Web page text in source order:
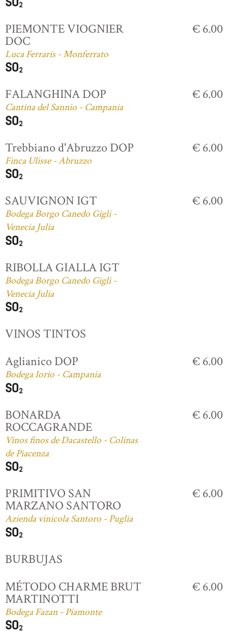
PIEMONTE VIOGNIER
DOC
Luca Ferraris - Monferrato
€ 6.00
FALANGHINA DOP
Cantina del Sannio - Campania
€ 6.00
Trebbiano d'Abruzzo DOP
Finca Ulisse - Abruzzo
€ 6.00
SAUVIGNON IGT
Bodega Borgo Canedo Gigli -
Venecia Julia
€ 6.00
RIBOLLA GIALLA IGT
Bodega Borgo Canedo Gigli -
Venecia Julia
VINOS TINTOS
Aglianico DOP
Bodega Iorio - Campania
€ 6.00
BONARDA
ROCCAGRANDE
Vinos finos de Dacastello - Colinas
de Piacenza
€ 6.00
PRIMITIVO SAN
MARZANO SANTORO
Azienda vinicola Santoro - Puglia
€ 6.00
BURBUJAS
MÉTODO CHARME BRUT
MARTINOTTI
Bodega Fazan - Piamonte
€ 6.00